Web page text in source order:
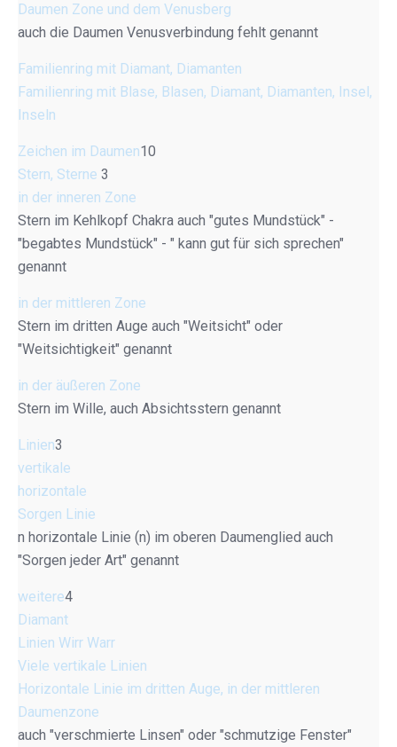
Daumen Zone und dem Venusberg
auch die Daumen Venusverbindung fehlt genannt
Familienring mit Diamant, Diamanten
Familienring mit Blase, Blasen, Diamant, Diamanten, Insel,
Inseln
Zeichen im Daumen10
Stern, Sterne 3
in der inneren Zone
Stern im Kehlkopf Chakra auch "gutes Mundstück" -
"begabtes Mundstück" - " kann gut für sich sprechen"
genannt
in der mittleren Zone
Stern im dritten Auge auch "Weitsicht" oder
"Weitsichtigkeit" genannt
in der äußeren Zone
Stern im Wille, auch Absichtsstern genannt
Linien3
vertikale
horizontale
Sorgen Linie
n horizontale Linie (n) im oberen Daumenglied auch
"Sorgen jeder Art" genannt
weitere4
Diamant
Linien Wirr Warr
Viele vertikale Linien
Horizontale Linie im dritten Auge, in der mittleren
Daumenzone
auch "verschmierte Linsen" oder "schmutzige Fenster"